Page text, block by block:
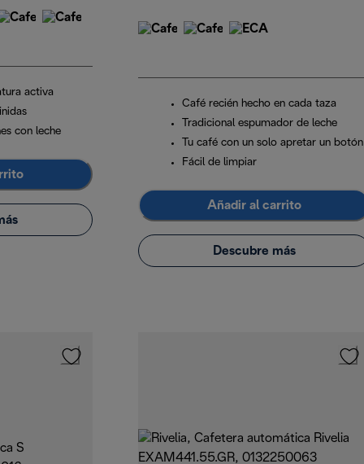
activa
con leche
Café recién hecho en cada taza
Tradicional espumador de leche
Tu café con un solo apretar un botón
Fácil de limpiar
Añadir al carrito
Descubre más